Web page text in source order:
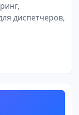
диспетчеров,